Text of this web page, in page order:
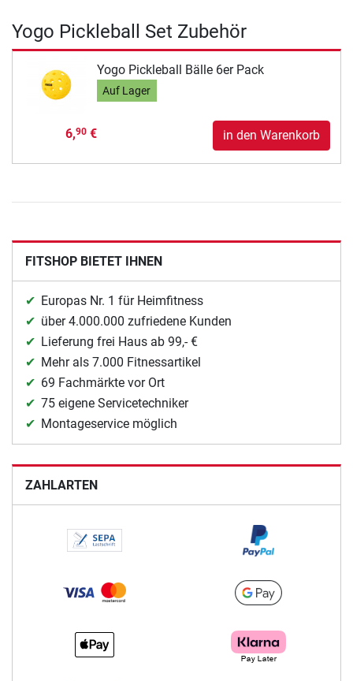
Yogo Pickleball Set Zubehör
Yogo Pickleball Bälle 6er Pack
Auf Lager
6,90€ in den Warenkorb
FITSHOP BIETET IHNEN
Europas Nr. 1 für Heimfitness
über 4.000.000 zufriedene Kunden
Lieferung frei Haus ab 99,- €
Mehr als 7.000 Fitnessartikel
69 Fachmärkte vor Ort
75 eigene Servicetechniker
Montageservice möglich
ZAHLARTEN